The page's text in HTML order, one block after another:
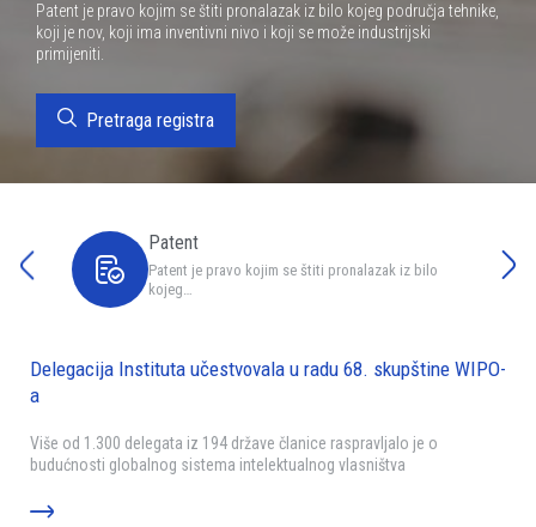
Patent je pravo kojim se štiti pronalazak iz bilo kojeg područja tehnike,
koji je nov, koji ima inventivni nivo i koji se može industrijski
primijeniti.
Pretraga registra
Patent
Patent je pravo kojim se štiti pronalazak iz bilo
kojeg…
Delegacija Instituta učestvovala u radu 68. skupštine WIPO-
a
Više od 1.300 delegata iz 194 države članice raspravljalo je o
budućnosti globalnog sistema intelektualnog vlasništva